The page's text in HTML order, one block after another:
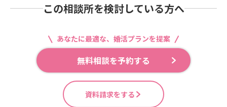
この相談所を検討している方へ
あなたに最適な、婚活プランを提案
無料相談を予約する
資料請求をする